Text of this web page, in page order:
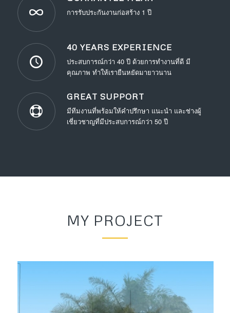
การรับประกันงานก่อสร้าง 1 ปี
40 YEARS EXPERIENCE
ประสบการณ์กว่า 40 ปี ด้วยการทำงานที่ดี มี
คุณภาพ ทำให้เรายืนหยัดมายาวนาน
GREAT SUPPORT
มีทีมงานที่พร้อมให้คำปรึกษา แนะนำ และช่างผู้
เชี่ยวชาญที่มีประสบการณ์กว่า 50 ปี
MY PROJECT